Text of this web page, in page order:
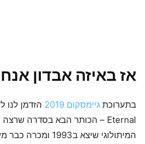
אז באיזה אבדון
בתערוכת גיימסקום 2019